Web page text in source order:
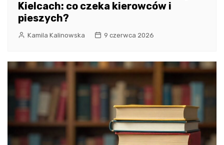
Kielcach: co czeka kierowców i
pieszych?
Kamila Kalinowska 9 czerwca 2026